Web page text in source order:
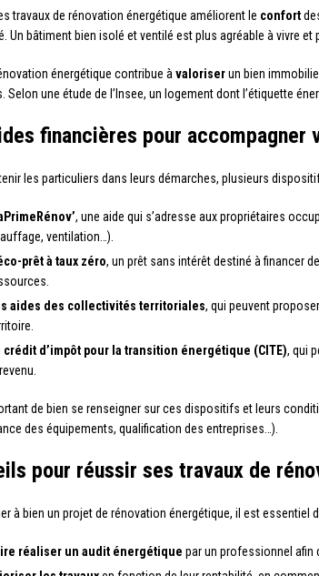
travaux de rénovation énergétique améliorent le confort
Un bâtiment bien isolé et ventilé est plus agréable à vivre et
énergétique contribue à valoriserun bien
Selon une étude de l’Insee, un logement dont l’étiquette
financières pour accompagner
les particuliers dans leurs démarches, plusieurs
, une aide qui s’adresse aux propriétaires
ventilation…).
prêt à taux zéro, un prêt sans intérêt destiné à financer
aides des collectivités territoriales, qui peuvent
crédit d’impôt pour la transition énergétique (CITE), qui
de bien se renseigner sur ces dispositifs et leurs
des équipements, qualification des entreprises…).
pour réussir ses travaux de
à bien un projet de rénovation énergétique, il est essentiel
réaliser un audit énergétique par un professionnel afin